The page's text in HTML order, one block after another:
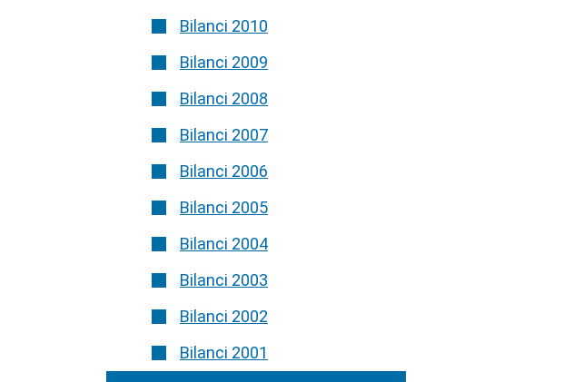
Bilanci 2010
Bilanci 2009
Bilanci 2008
Bilanci 2007
Bilanci 2006
Bilanci 2005
Bilanci 2004
Bilanci 2003
Bilanci 2002
Bilanci 2001